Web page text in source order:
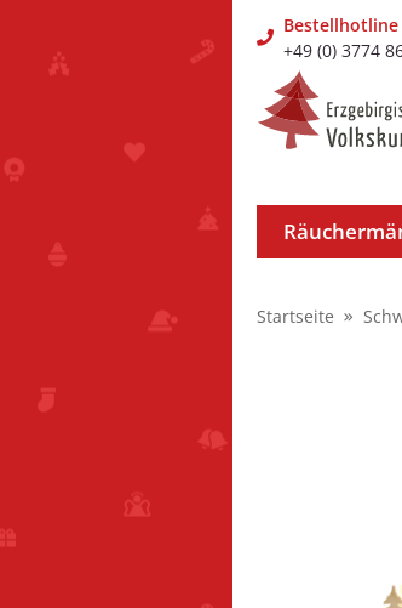
Bestellhotline
+49 (0) 3774
Startseite